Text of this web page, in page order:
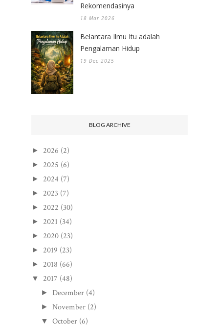
Rekomendasinya
18 Mar 2026
Belantara Ilmu Itu adalah
Pengalaman Hidup
19 Dec 2025
BLOG ARCHIVE
► 2026 (2)
► 2025 (6)
► 2024 (7)
► 2023 (7)
► 2022 (30)
► 2021 (34)
► 2020 (23)
► 2019 (23)
► 2018 (66)
▼ 2017 (48)
► December (4)
►November (2)
▼ October (6)